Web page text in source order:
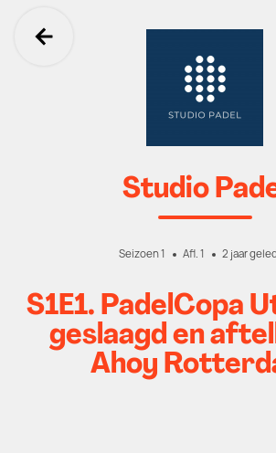
Ga terug
Studio
Seizoen 1 Afl. 1 2 jaar
S1E1. PadelCopa
geslaagd en
Ahoy